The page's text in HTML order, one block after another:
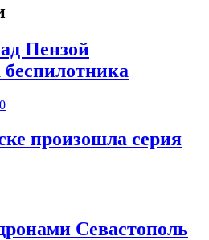
Пензой
0
произошла серия
Севастополь